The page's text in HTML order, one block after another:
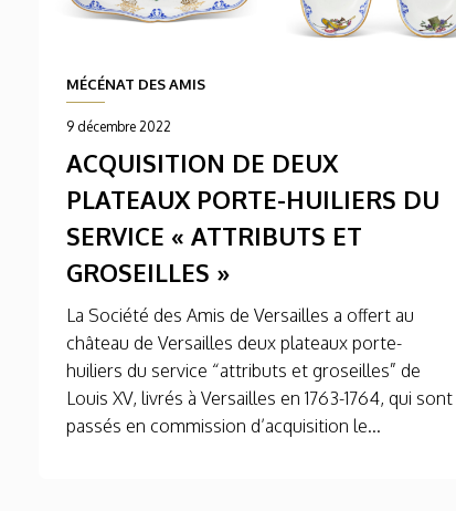
MÉCÉNAT DES AMIS
9 décembre 2022
ACQUISITION DE DEUX
PLATEAUX PORTE-HUILIERS DU
SERVICE « ATTRIBUTS ET
GROSEILLES »
La Société des Amis de Versailles a offert au
château de Versailles deux plateaux porte-
huiliers du service “attributs et groseilles” de
Louis XV, livrés à Versailles en 1763-1764, qui sont
passés en commission d’acquisition le...